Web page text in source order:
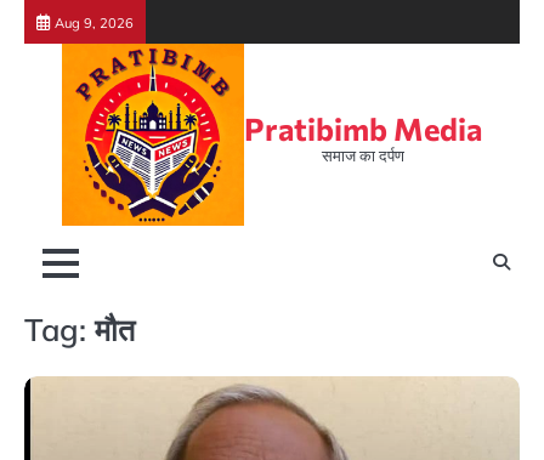
Skip
Aug 9, 2026
Pratibimb Media
समाज का दर्पण
Tag:मौत